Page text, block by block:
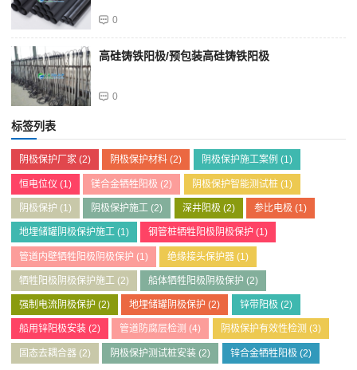
0
高硅铸铁阳极/预包装高硅铸铁阳极
0
标签列表
阴极保护厂家 (2) 阴极保护材料 (2) 阴极保护施工案例 (1)
恒电位仪 (1) 镁合金牺牲阳极 (2) 阴极保护智能测试桩(1)
阴极保护 (1) 阴极保护施工 (2) 深井阳极 (2) 参比电极 (1)
地埋储罐阴极保护施工 (1) 钢管桩牺牲阳极阴极保护 (1)
管道内壁牺牲阳极阴极保护 (1) 绝缘接头保护器 (1)
牺牲阳极阴极保护施工 (2) 船体牺牲阳极阴极保护 (2)
强制电流阴极保护 (2) 地埋储罐阴极保护 (2) 锌带阳极 (2)
船用锌阳极安装 (2) 管道防腐层检测 (4) 阴极保护有效性检测 (3)
固态去耦合器 (2) 阴极保护测试桩安装 (2) 锌合金牺牲阳极 (2)